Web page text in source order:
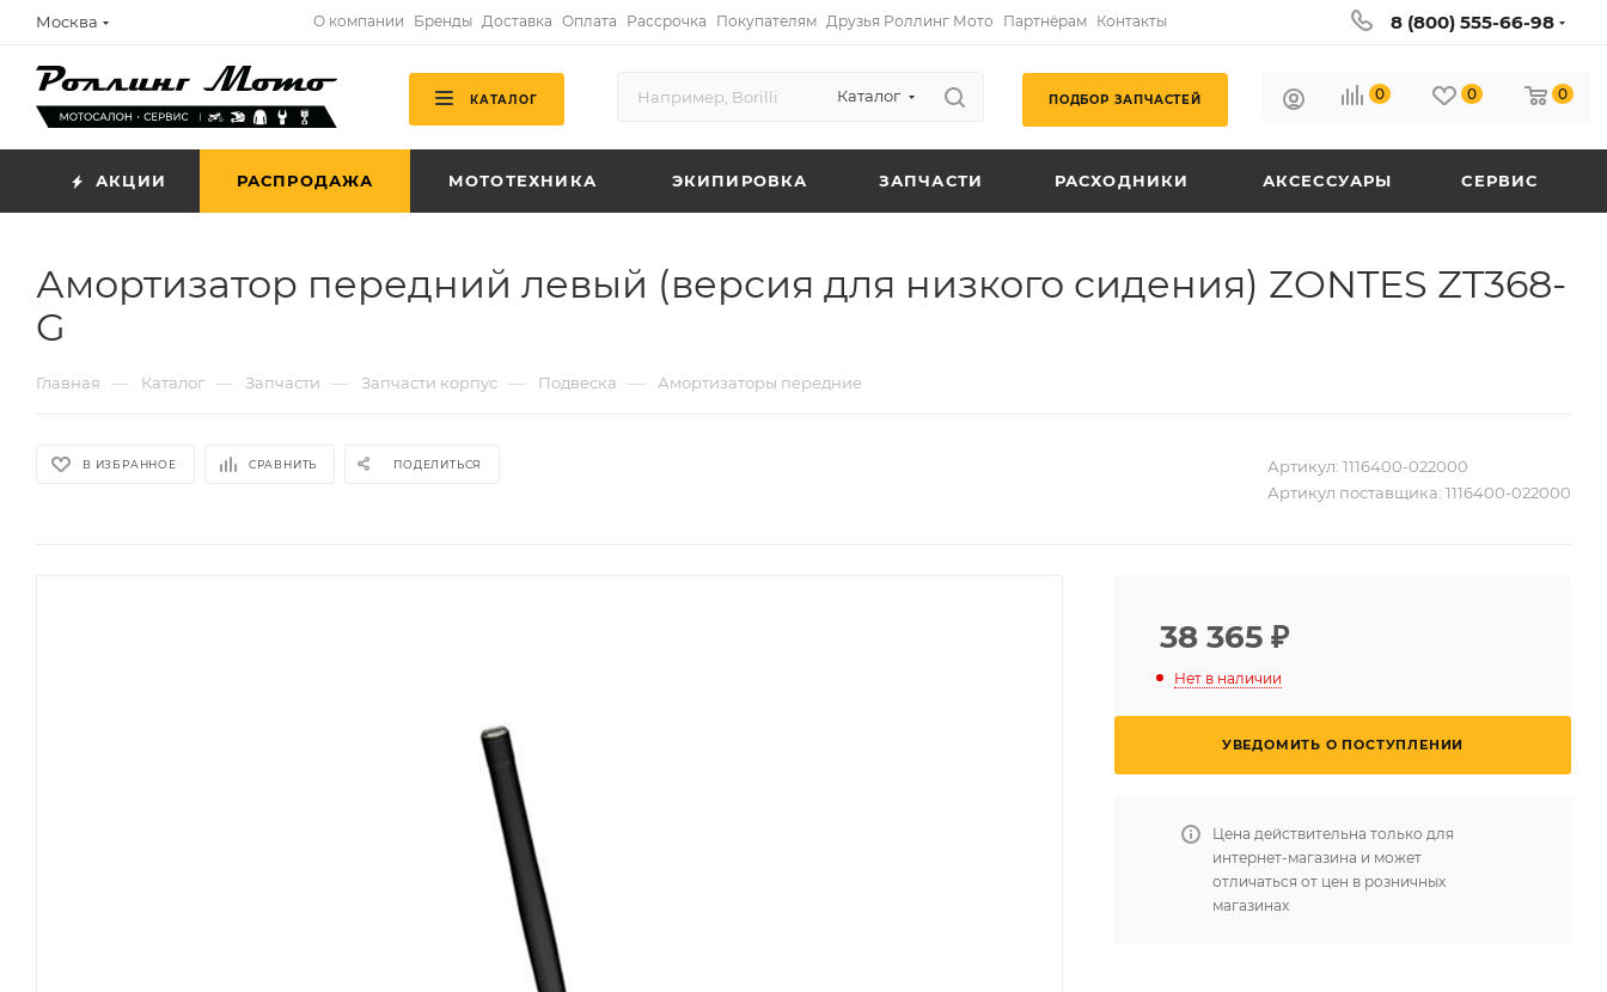
Москва О компании Бренды Доставка Оплата Рассрочка Покупателям Друзья Роллинг Мото Партнёрам Контакты 8 (800) 555-66-98
КАТАЛОГ Каталог ПОДБОР ЗАПЧАСТЕЙ 0 0 0
АКЦИИ РАСПРОДАЖА МОТОТЕХНИКА ЭКИПИРОВКА ЗАПЧАСТИ РАСХОДНИКИ АКСЕССУАРЫ СЕРВИС
Амортизатор передний левый (версия для низкого сидения) ZONTES ZT368-
G
Главная — Каталог — Запчасти — Запчасти корпус — Подвеска — Амортизаторы передние
В ИЗБРАННОЕ СРАВНИТЬ ПОДЕЛИТЬСЯ Артикул: 1116400-022000
Артикул поставщика: 1116400-022000
38 365 ₽
Нет в наличии
УВЕДОМИТЬ О ПОСТУПЛЕНИИ
Цена действительна только для
интернет-магазина и может
отличаться от цен в розничных
магазинах